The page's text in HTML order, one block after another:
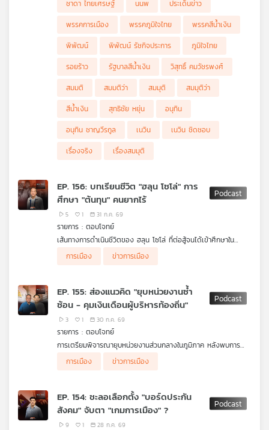
ชาดา ไทยเศรษฐ์
นนพ
ประเด็นข่าว
พรรคการเมือง
พรรคภูมิใจไทย
พรรคสีน้ำเงิน
พิพัฒน์
พิพัฒน์ รัชกิจประการ
ภูมิใจไทย
รอยร้าว
รัฐบาลสีน้ำเงิน
วิสุทธิ์ คมวัชรพงศ์
สมมติ
สมมติว่า สมมุติ
สมมุติว่า
สีน้ำเงิน
สุทธิชัย หยุ่น
อนุทิน
อนุทิน ชาญวีรกูล
เนวิน
เนวิน ชิดชอบ
เรื่องจริง
เรื่องสมมุติ
EP. 156: บทเรียนชีวิต "ฮลุน โซโล่" การ
ศึกษา "ต้นทุน" คนยากไร้
5 1 31 ก.ค. 69
รายการ : ตอบโจทย์
เส้นทางการดำเนินชีวิตของ ฮลุน โซโล่ ที่ต่อสู้จนได้เข้าศึกษาใน
มหาวิทยาลัยชั้นนำ ถอดบทเรียนการศึกษาของไทยในการให้โอกาสกับ
ผู้ยากไร้ และปัญหาความเหลื่อมล้ำทางด้านการศึกษา
ผู้ร่วมรายการ
ศ. ดร.สมพงษ์ จิตระดับ กรรมการบริหารกองทุนเพื่อความ
การเมือง ข่าวการเมือง
EP. 155: ส่องแนวคิด "ยุบหน่วยงานซ้ำ
ซ้อน - คุมเงินเดือนผู้บริหารท้องถิ่น"
3 1 30 ก.ค. 69
รายการ : ตอบโจทย์
การเตรียมพิจารณายุบหน่วยงานส่วนกลางในภูมิภาค หลังพบการ
ทำงานซ้ำซ้อนกับผู้ว่าราชการจังหวัด และการพิจารณาปฏิรูป
โครงสร้างค่าตอบแทนของผู้บริหารส่วนท้องถิ่น
ผู้ร่วมรายการ
รศ. ดร.โอฬาร ถิ่นบางเตียว คณะรัฐศาสตร์ฯ ม.บูรพา
การเมือง ข่าวการเมือง
EP. 154: ชะลอเลือกตั้ง "บอร์ดประกัน
สังคม" จับตา "เกมการเมือง" ?
9 1 28 ก.ค. 69